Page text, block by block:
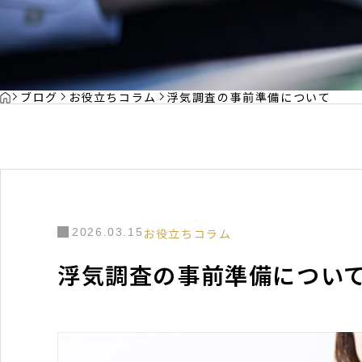
HOME
ブログ お役立ちコラム 浮気調査の事前準備について
2026.03.15 お役立ちコラム
浮気調査の事前準備につい